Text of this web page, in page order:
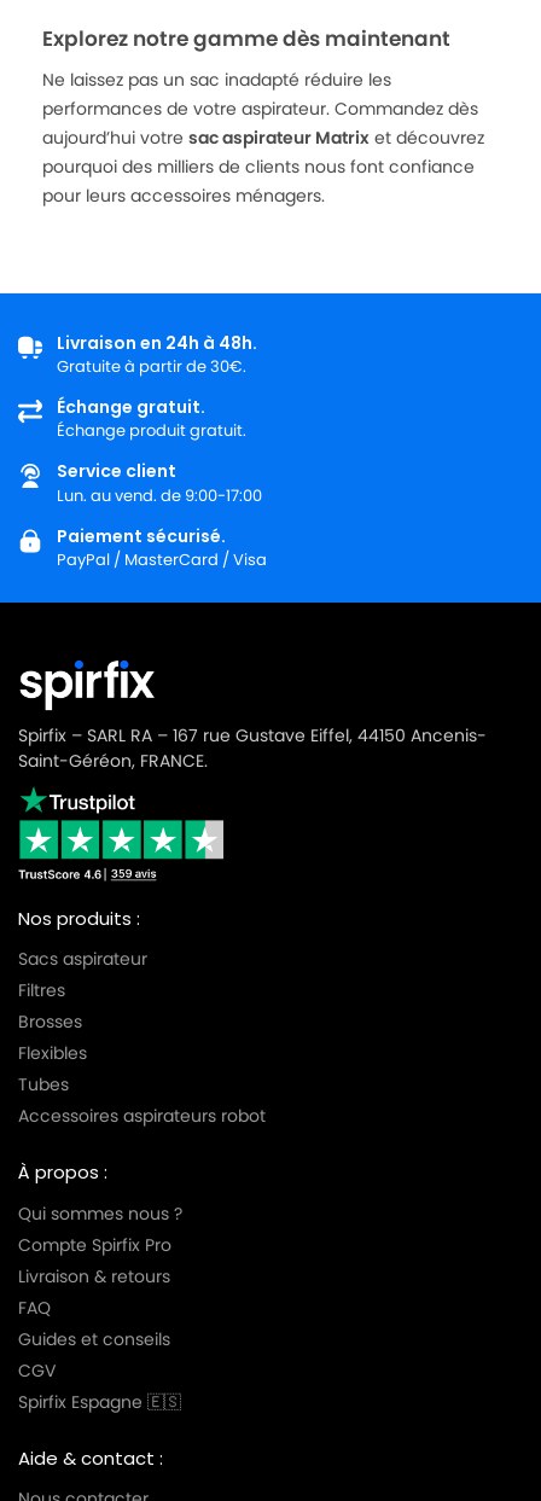
Explorez notre gamme dès maintenant
Ne laissez pas un sac inadapté réduire les
performances de votre aspirateur. Commandez dès
aujourd’hui votre sac aspirateur Matrix et découvrez
pourquoi des milliers de clients nous font confiance
pour leurs accessoires ménagers.
Livraison en 24h à 48h.
Gratuite à partir de 30€.
Échange gratuit.
Échange produit gratuit.
Service client
Lun. au vend. de 9:00-17:00
Paiement sécurisé.
PayPal / MasterCard / Visa
Spirfix – SARL RA – 167 rue Gustave Eiffel, 44150 Ancenis-
Saint-Géréon, FRANCE.
Nos produits :
Sacs aspirateur
Filtres
Brosses
Flexibles
Tubes
Accessoires aspirateurs robot
À propos :
Qui sommes nous ?
Compte Spirfix Pro
Livraison & retours
FAQ
Guides et conseils
CGV
Spirfix Espagne 🇪🇸
Aide & contact :